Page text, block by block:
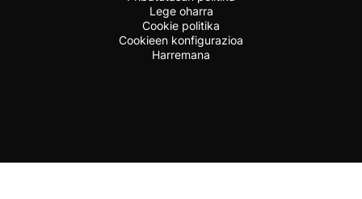
Lege oharra
Cookie politika
Cookieen konfigurazioa
Harremana